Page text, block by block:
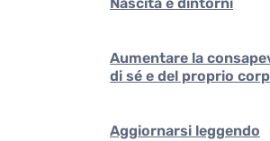
Aumentare la
di sé e del proprio
Aggiornarsi leggendo